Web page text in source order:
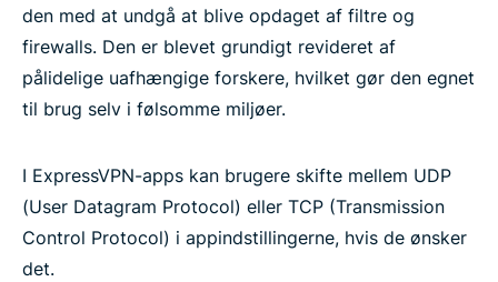
den med at undgå at blive opdaget af filtre og
firewalls. Den er blevet grundigt revideret af
pålidelige uafhængige forskere, hvilket gør den egnet
til brug selv i følsomme miljøer.
I ExpressVPN-apps kan brugere skifte mellem UDP
(User Datagram Protocol) eller TCP (Transmission
Control Protocol) i appindstillingerne, hvis de ønsker
det.